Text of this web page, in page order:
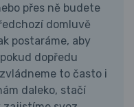
přes ně budete
domluvě
postaráme, aby
dopředu
to často i
daleko, stačí